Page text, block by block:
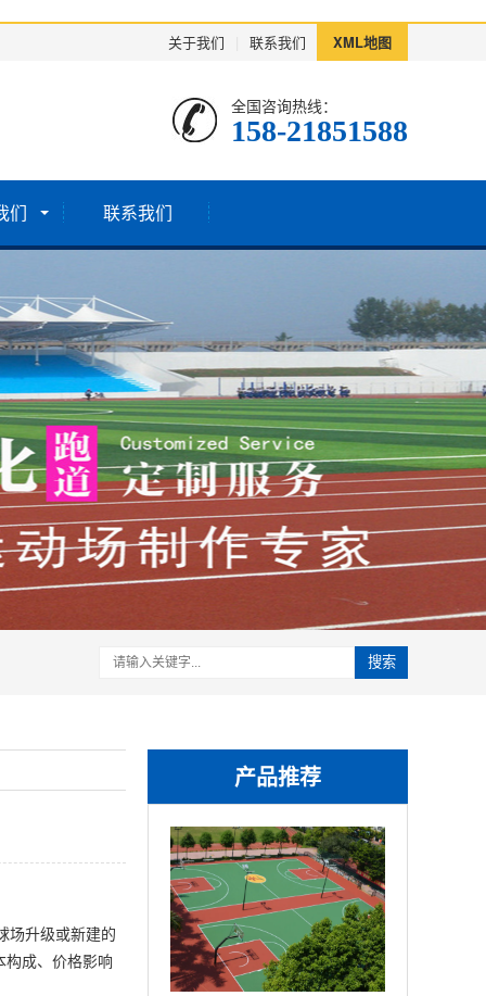
关于我们 联系我们 XML地图
全国咨询热线：
158-21851588
们 联系我们
搜索
产品推荐
场升级或新建的
成、价格影响